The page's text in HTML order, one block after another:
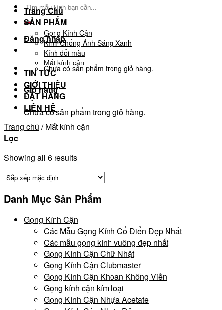
Tìm
kiếm:
Đăng nhập
Chưa có sản phẩm trong giỏ hàng.
Giỏ hàng
Chưa có sản phẩm trong giỏ hàng.
Trang Chủ
SẢN PHẨM
Gọng Kính Cận
Kính Chống Ánh Sáng Xanh
Kính đổi màu
Mắt kính cận
TIN TỨC
GIỚI THIỆU
ĐẶT HÀNG
LIÊN HỆ
Trang chủ /Mắt kính cận
Lọc
Showing all 6 results
Danh Mục Sản Phẩm
Gọng Kính Cận
Các Mẫu Gọng Kính Cổ Điển Đẹp Nhất
Các mẫu gọng kính vuông đẹp nhất
Gọng Kính Cận Chữ Nhật
Gọng Kính Cận Clubmaster
Gọng Kính Cận Khoan Không Viền
Gọng kính cận kím loại
Gọng Kính Cận Nhựa Acetate